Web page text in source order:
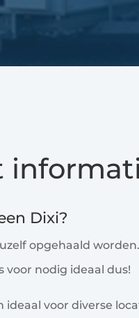
Dixi?
opgehaald
voor nodig ideaal dus!
ideaal voor diverse